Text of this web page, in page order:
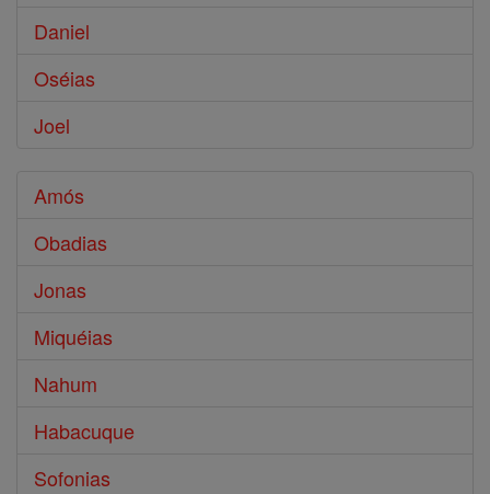
Daniel
Oséias
Joel
Amós
Obadias
Jonas
Miquéias
Nahum
Habacuque
Sofonias